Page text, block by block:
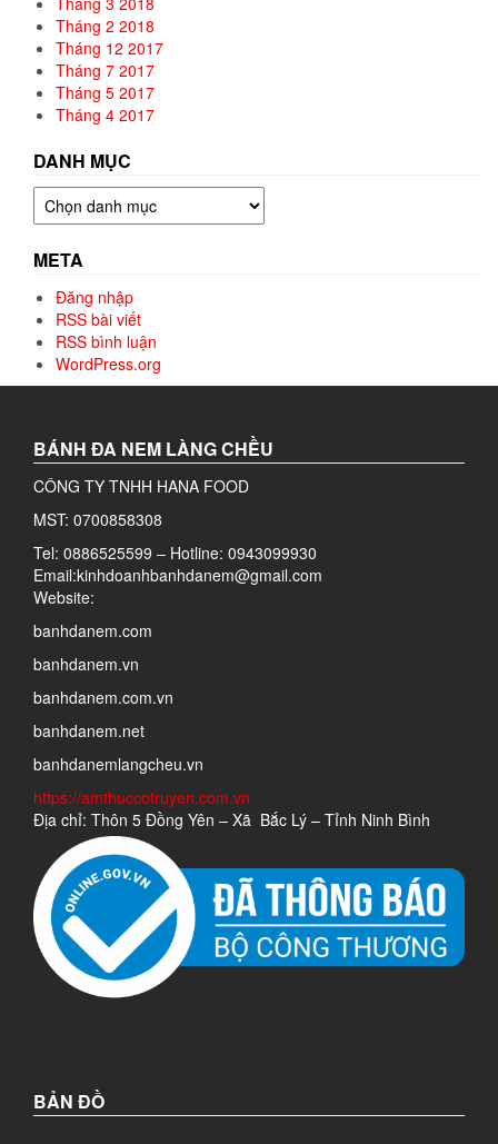
Tháng 2 2018
Tháng 12 2017
Tháng 7 2017
Tháng 5 2017
Tháng 4 2017
DANH MỤC
Danh
mục
META
Đăng nhập
RSS bài viết
RSS bình luận
WordPress.org
BÁNH ĐA NEM LÀNG CHỀU
CÔNG TY TNHH HANA FOOD
MST: 0700858308
Tel: 0886525599 – Hotline: 0943099930
Email:kinhdoanhbanhdanem@gmail.com
Website:
banhdanem.com
banhdanem.vn
banhdanem.com.vn
banhdanem.net
banhdanemlangcheu.vn
https://amthuccotruyen.com.vn
Địa chỉ: Thôn 5 Đồng Yên – Xã Bắc Lý – Tỉnh Ninh Bình
BẢN ĐỒ